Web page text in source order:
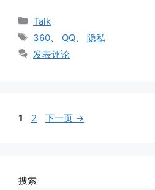
分
类
Talk
标
签
360 QQ
隐私
发表评论
页
1
页
2 下一页 →
搜索